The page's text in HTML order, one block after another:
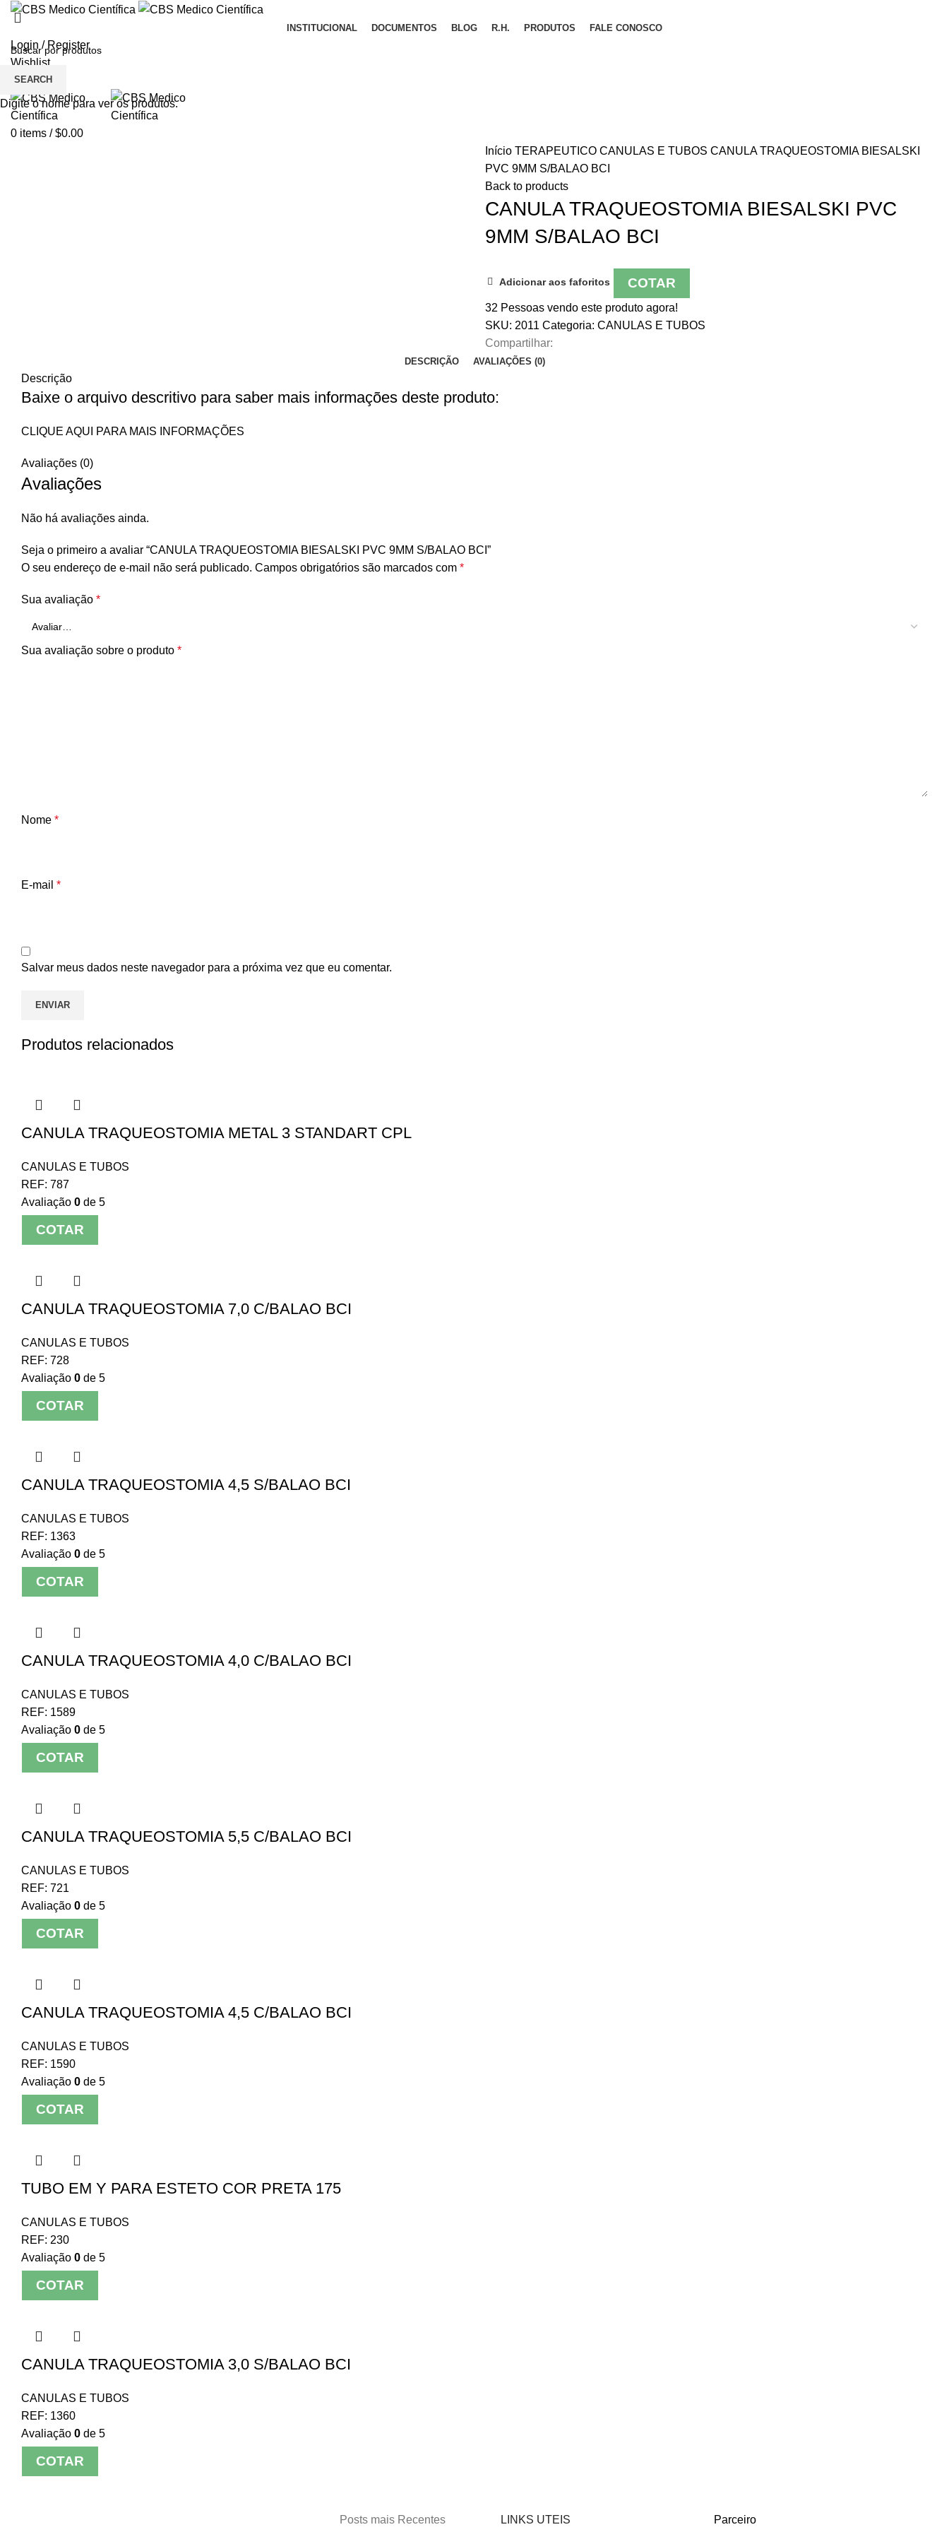
INSTITUCIONAL DOCUMENTOS BLOG R.H. PRODUTOS FALE CONOSCO
Login / Register
Wishlist
Menu
0 items / $0.00
Início TERAPEUTICO CANULAS E TUBOS CANULA TRAQUEOSTOMIA BIESALSKI
PVC 9MM S/BALAO BCI
Back to products
CANULA TRAQUEOSTOMIA BIESALSKI PVC
9MM S/BALAO BCI
Adicionar aos faforitos COTAR
32 Pessoas vendo este produto agora!
SKU: 2011 Categoria: CANULAS E TUBOS
Compartilhar:
DESCRIÇÃO AVALIAÇÕES (0)
Descrição
Baixe o arquivo descritivo para saber mais informações deste produto:
CLIQUE AQUI PARA MAIS INFORMAÇÕES
Avaliações (0)
Avaliações
Não há avaliações ainda.
Seja o primeiro a avaliar “CANULA TRAQUEOSTOMIA BIESALSKI PVC 9MM S/BALAO BCI”
O seu endereço de e-mail não será publicado. Campos obrigatórios são marcados com *
Sua avaliação *
Sua avaliação sobre o produto *
Nome *
E-mail *
Salvar meus dados neste navegador para a próxima vez que eu comentar.
Produtos relacionados
CANULA TRAQUEOSTOMIA METAL 3 STANDART CPL
CANULAS E TUBOS
REF: 787
Avaliação 0 de 5
COTAR
CANULA TRAQUEOSTOMIA 7,0 C/BALAO BCI
CANULAS E TUBOS
REF: 728
Avaliação 0 de 5
COTAR
CANULA TRAQUEOSTOMIA 4,5 S/BALAO BCI
CANULAS E TUBOS
REF: 1363
Avaliação 0 de 5
COTAR
CANULA TRAQUEOSTOMIA 4,0 C/BALAO BCI
CANULAS E TUBOS
REF: 1589
Avaliação 0 de 5
COTAR
CANULA TRAQUEOSTOMIA 5,5 C/BALAO BCI
CANULAS E TUBOS
REF: 721
Avaliação 0 de 5
COTAR
CANULA TRAQUEOSTOMIA 4,5 C/BALAO BCI
CANULAS E TUBOS
REF: 1590
Avaliação 0 de 5
COTAR
TUBO EM Y PARA ESTETO COR PRETA 175
CANULAS E TUBOS
REF: 230
Avaliação 0 de 5
COTAR
CANULA TRAQUEOSTOMIA 3,0 S/BALAO BCI
CANULAS E TUBOS
REF: 1360
Avaliação 0 de 5
COTAR
Posts mais Recentes LINKS UTEIS Parceiro
SEARCH
Digite o nome para ver os produtos.